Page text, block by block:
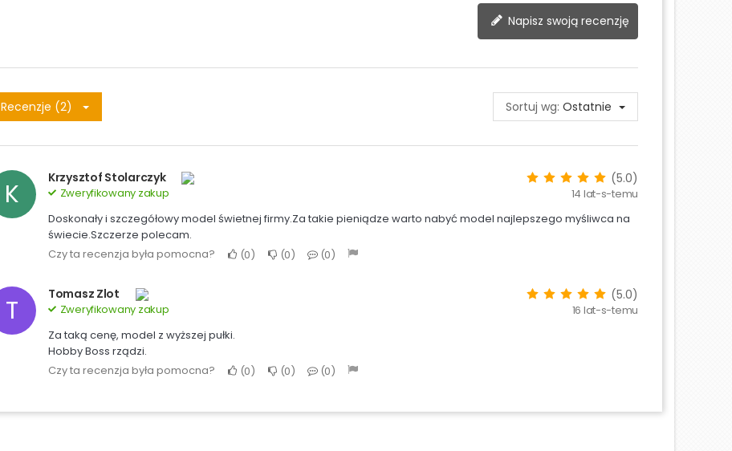
Napisz swoją recenzję
Recenzje (2) Sortuj wg: Ostatnie
K Krzysztof Stolarczyk
Zweryfikowany zakup
(5.0)
14 lat-s-temu
Doskonały i szczegółowy model świetnej firmy.Za takie pieniądze warto nabyć model najlepszego myśliwca na
świecie.Szczerze polecam.
Czy ta recenzja była pomocna?
0 0 0
T Tomasz Zlot
Zweryfikowany zakup
(5.0)
16 lat-s-temu
Za taką cenę, model z wyższej pułki.
Hobby Boss rządzi.
Czy ta recenzja była pomocna?
0 0 0